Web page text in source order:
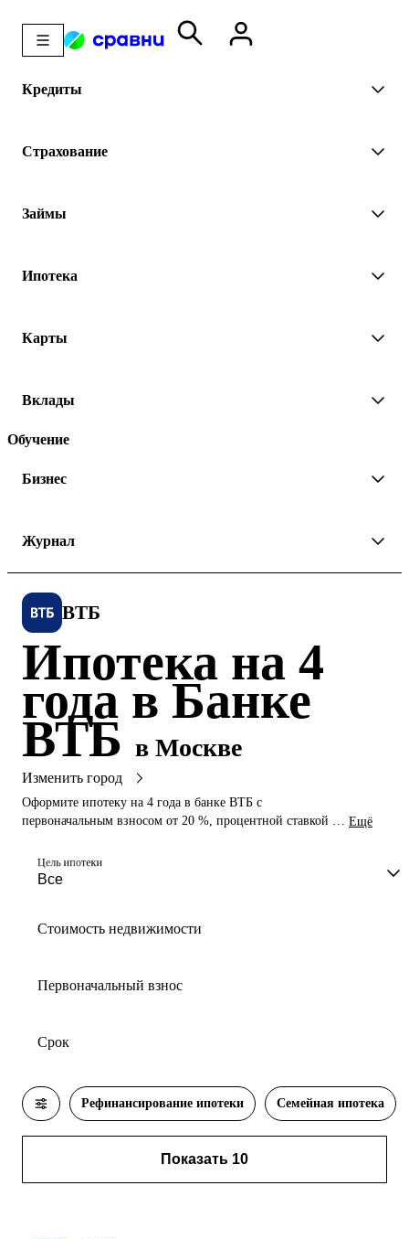
Кредиты
Страхование
Займы
Ипотека
Карты
Вклады
Обучение
Бизнес
Журнал
ВТБ
Ипотека на 4
года в Банке
ВТБ в Москве
Изменить город
Оформите ипотеку на 4 года в банке ВТБ с
первоначальным взносом от 20 %, процентной ставкой от Eщё
Цель ипотеки
Стоимость недвижимости
Первоначальный взнос
Срок
Показать 10
Рефинансирование ипотеки Семейная ипотека